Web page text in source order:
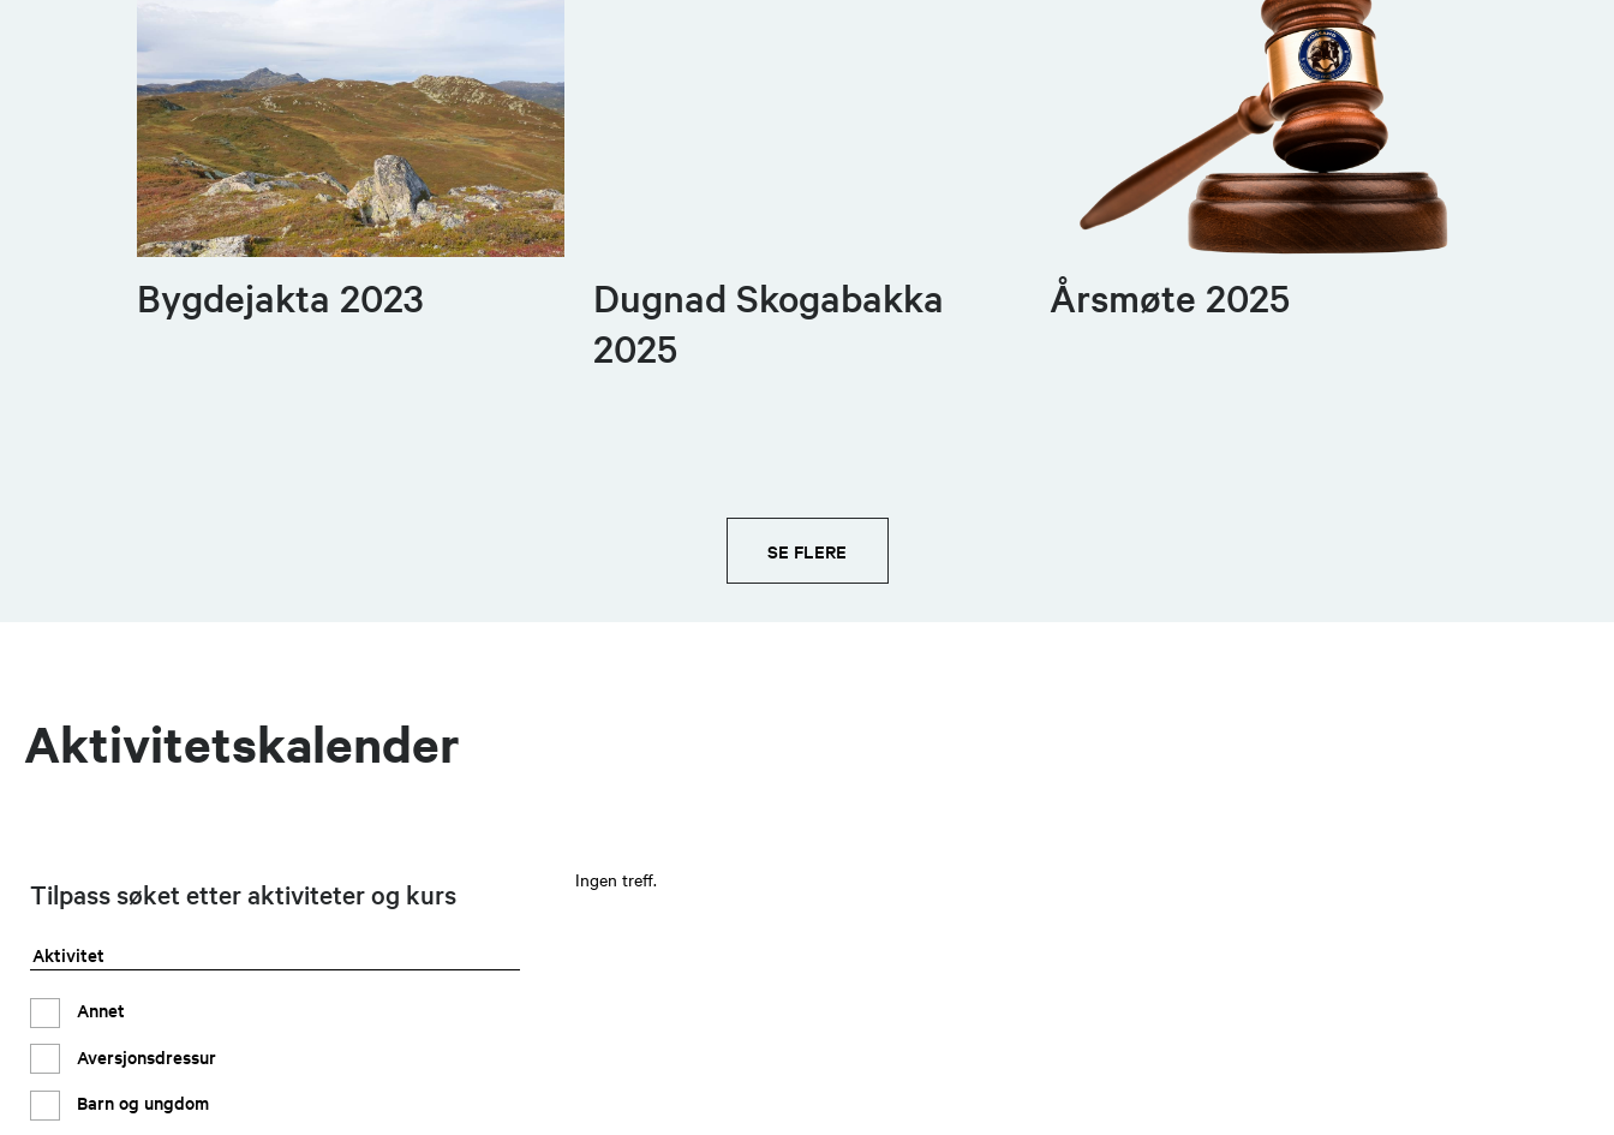
Bygdejakta 2023
Dugnad Skogabakka
2025
Årsmøte 2025
SE FLERE
Aktivitetskalender
Tilpass søket etter aktiviteter og kurs
Aktivitet
Annet
Aversjonsdressur
Barn og ungdom
Ingen treff.